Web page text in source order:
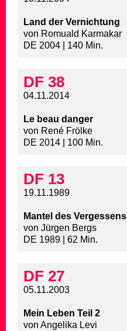
Land der Vernichtung
von Romuald Karmakar
DE 2004 | 140 Min.
DF 38
04.11.2014
Le beau danger
von René Frölke
DE 2014 | 100 Min.
DF 13
19.11.1989
Mantel des Vergessens
von Jürgen Bergs
DE 1989 | 62 Min.
DF 27
05.11.2003
Mein Leben Teil 2
von Angelika Levi